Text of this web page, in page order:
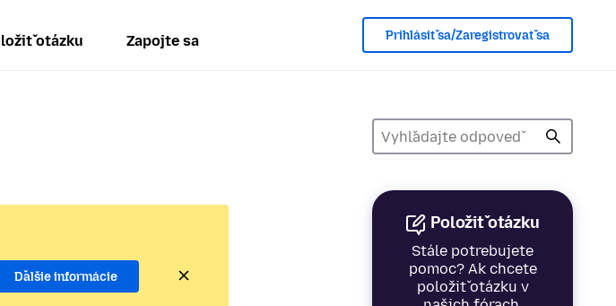
otázku Zapojte sa Prihlásiť sa/Zaregistrovať sa
Položiť otázku
Stále potrebujete
pomoc? Ak chcete
položiť otázku v
Ďalšie informácie